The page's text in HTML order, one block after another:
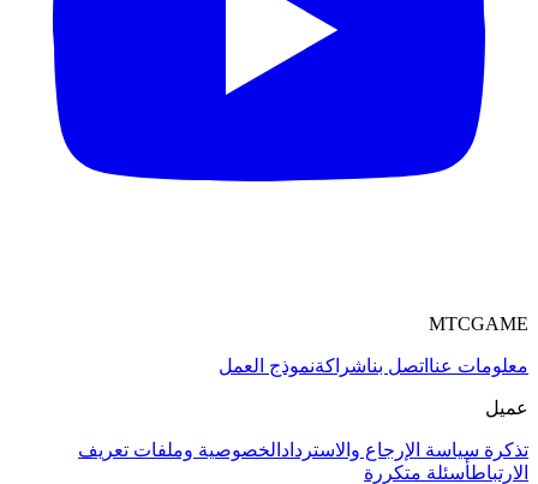
MTCGAME
معلومات عنا اتصل بناشراكةنموذج العمل
عميل
تذكرة سياسة الإرجاع والاسترداد الخصوصية وملفات تعريف
الارتباطأسئلة متكررة